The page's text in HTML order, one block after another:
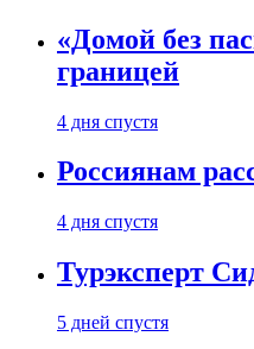
«Домой без
границей
4 дня спустя
Россиянам
4 дня спустя
Турэксперт
5 дней спустя